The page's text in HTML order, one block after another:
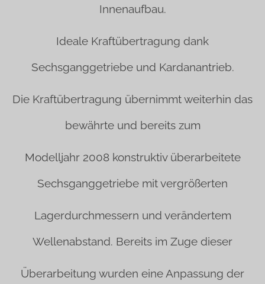
Innenaufbau.
Ideale Kraftübertragung dank
Sechsganggetriebe und Kardanantrieb.
Die Kraftübertragung übernimmt weiterhin das
bewährte und bereits zum
Modelljahr 2008 konstruktiv überarbeitete
Sechsganggetriebe mit vergrößerten
Lagerdurchmessern und verändertem
Wellenabstand. Bereits im Zuge dieser
Überarbeitung wurden eine Anpassung der